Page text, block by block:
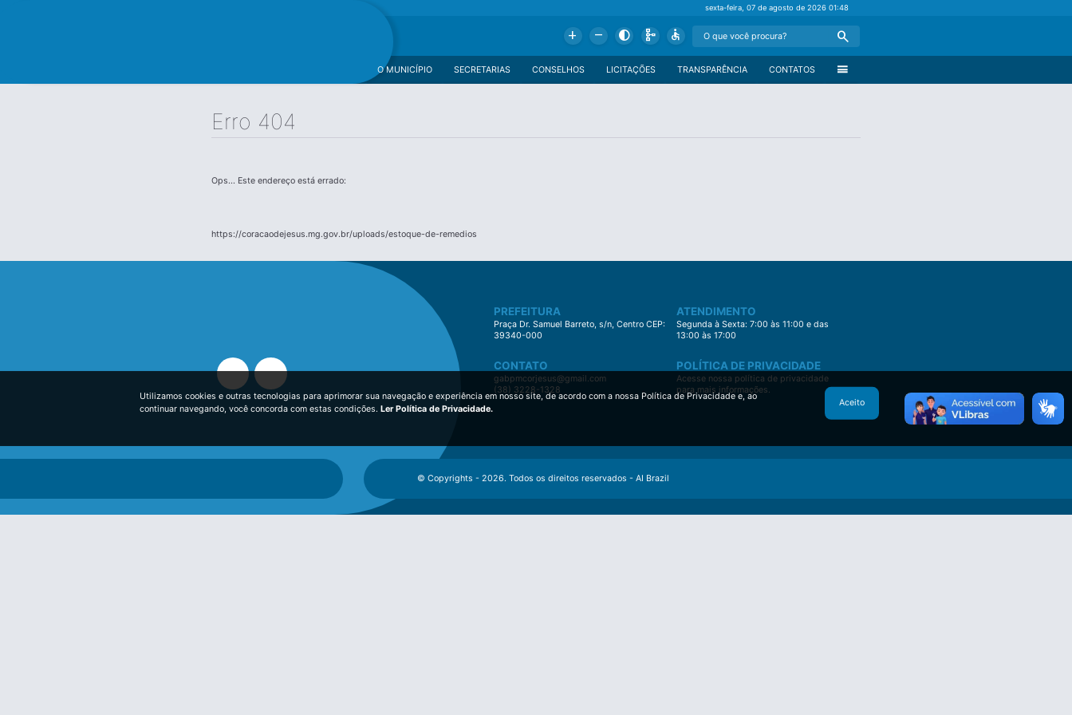
sexta-feira, 07 de agosto de 202601:48
Add Remove Contrast Schema Accessible Search
menu
CONTATOS
TRANSPARÊNCIA
LICITAÇÕES
CONSELHOS
SECRETARIAS
O MUNICÍPIO
Erro 404
Ops... Este endereço está errado:
https://coracaodejesus.mg.gov.br/uploads/estoque-de-remedios
PREFEITURA
Praça Dr. Samuel Barreto, s/n, Centro CEP:
39340-000
ATENDIMENTO
Segunda à Sexta: 7:00 às 11:00 e das
13:00 às 17:00
CONTATO
gabpmcorjesus@gmail.com
(38) 3228-1328
POLÍTICA DE PRIVACIDADE
Acesse nossa política de privacidade
para mais informações.
© Copyrights - 2026. Todos os direitos reservados - AI Brazil
Utilizamos cookies e outras tecnologias para aprimorar sua navegação e experiência em nosso site, de acordo com a nossa Política de Privacidade e, ao
continuar navegando, você concorda com estas condições. Ler Política de Privacidade.
Aceito